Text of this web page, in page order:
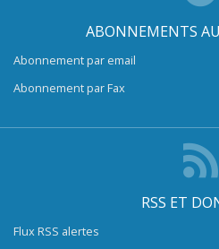
ABONNEMENTS
Abonnement par email
Abonnement par Fax
RSS ET
Flux RSS alertes